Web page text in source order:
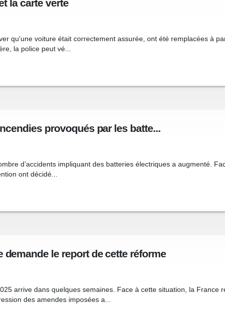
la carte verte
qu'une voiture était correctement assurée, ont été remplacées à
la police peut vé...
provoqués par les batte...
d’accidents impliquant des batteries électriques a augmenté.
ont décidé...
demande le report de cette réforme
arrive dans quelques semaines. Face à cette situation, la France
des amendes imposées a...